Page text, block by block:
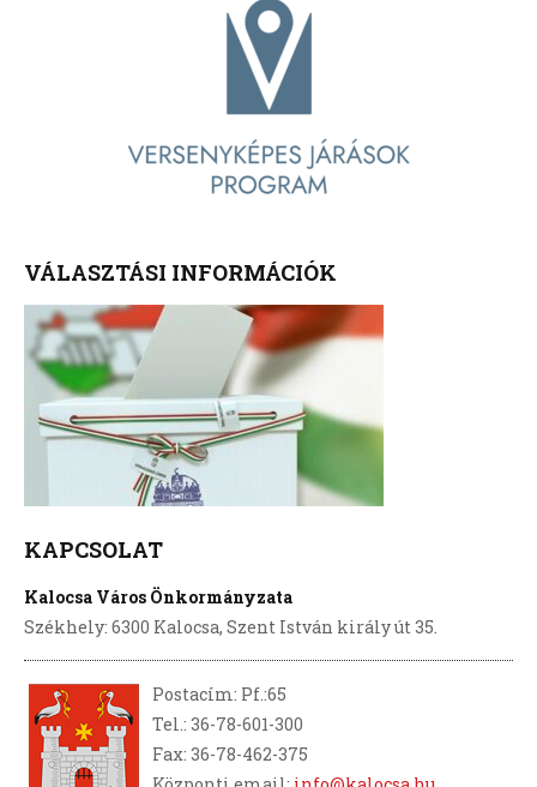
VÁLASZTÁSI INFORMÁCIÓK
KAPCSOLAT
Kalocsa Város Önkormányzata
Székhely: 6300 Kalocsa, Szent István király út 35.
Postacím: Pf.:65
Tel.: 36-78-601-300
Fax: 36-78-462-375